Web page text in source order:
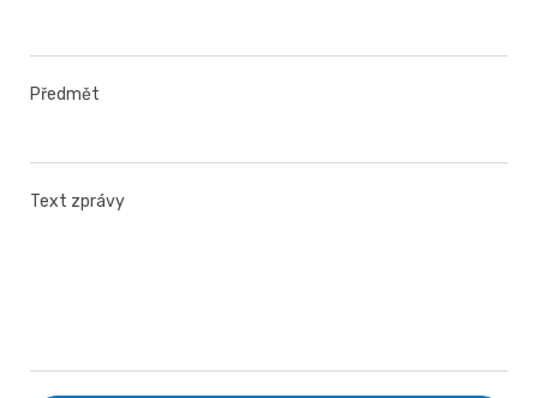
Předmět
Text zprávy